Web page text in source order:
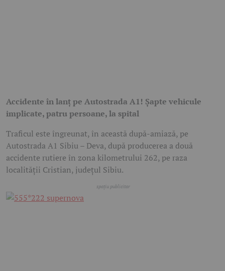
Accidente în lanț pe Autostrada A1! Șapte vehicule
implicate, patru persoane, la spital
Traficul este îngreunat, în această după-amiază, pe
Autostrada A1 Sibiu – Deva, după producerea a două
accidente rutiere în zona kilometrului 262, pe raza
localității Cristian, județul Sibiu.